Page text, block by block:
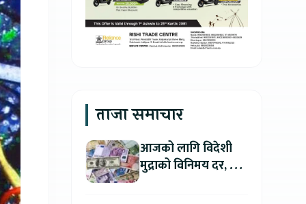
ताजा समाचार
आजको लागि विदेशी
मुद्राको विनिमय दर, कुन